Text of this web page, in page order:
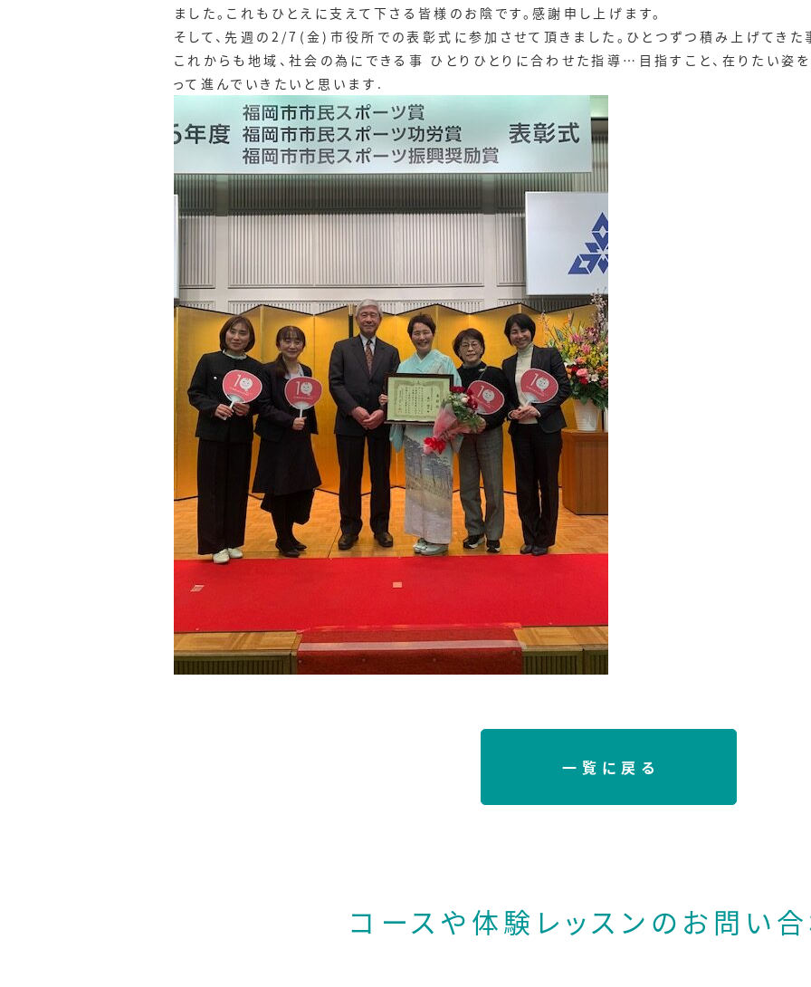
ました。これもひとえに支えて下さる皆様のお陰です。感謝申し上げます。
そして、先週の2/7(金)市役所での表彰式に参加させて頂きました。ひとつずつ積み上げてきた
これからも地域、社会の為にできる事 ひとりひとりに合わせた指導…目指すこと、在りたい姿
って進んでいきたいと思います.
一覧に戻る
コースや体験レッスンの お問い